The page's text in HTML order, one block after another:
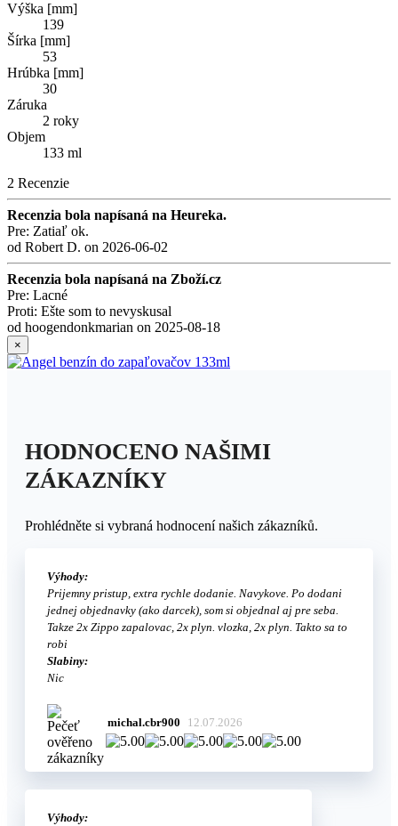
Výška [mm]
139
Šírka [mm]
53
Hrúbka [mm]
30
Záruka
2 roky
Objem
133 ml
2 Recenzie
Recenzia bola napísaná na Heureka.
Pre: Zatiaľ ok.
od Robert D. on 2026-06-02
Recenzia bola napísaná na Zboží.cz
Pre: Lacné
Proti: Ešte som to nevyskusal
od hoogendonkmarian on 2025-08-18
×
HODNOCENO NAŠIMI
ZÁKAZNÍKY
Prohlédněte si vybraná hodnocení našich zákazníků.
Výhody:
Prijemny pristup, extra rychle dodanie. Navykove. Po dodani
jednej objednavky (ako darcek), som si objednal aj pre seba.
Takze 2x Zippo zapalovac, 2x plyn. vlozka, 2x plyn. Takto sa to
robi
Slabiny:
Nic
michal.cbr900 12.07.2026
Výhody: